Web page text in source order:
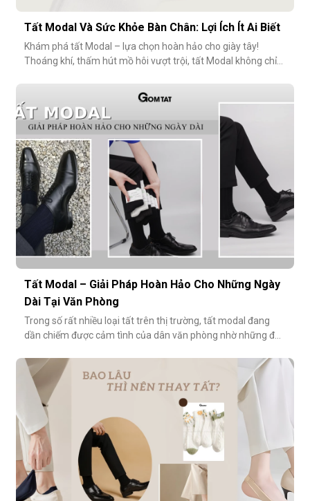
Tất Modal Và Sức Khỏe Bàn Chân: Lợi Ích Ít Ai Biết
Khám phá tất Modal – lựa chọn hoàn hảo cho giày tây!
Thoáng khí, thấm hút mồ hôi vượt trội, tất Modal không chỉ
ngăn mùi hôi và bệnh da liễu. Hãy cùng khám phá lý do vì sao
tất Modal đang trở thành xu hướng không thể thiếu cho các
quý ông hiện đ
Tất Modal – Giải Pháp Hoàn Hảo Cho Những Ngày
Dài Tại Văn Phòng
Trong số rất nhiều loại tất trên thị trường, tất modal đang
dần chiếm được cảm tình của dân văn phòng nhờ những đặc
cùng khám phá vì sao tất modal lại được xem là lựa chọn lý
tưởng cho những ngày dài tại văn phòng.Khi đôi chân “lên
tiếng” s